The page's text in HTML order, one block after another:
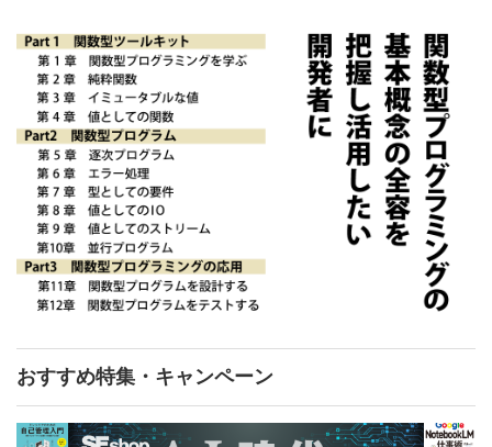
おすすめ特集・キャンペーン